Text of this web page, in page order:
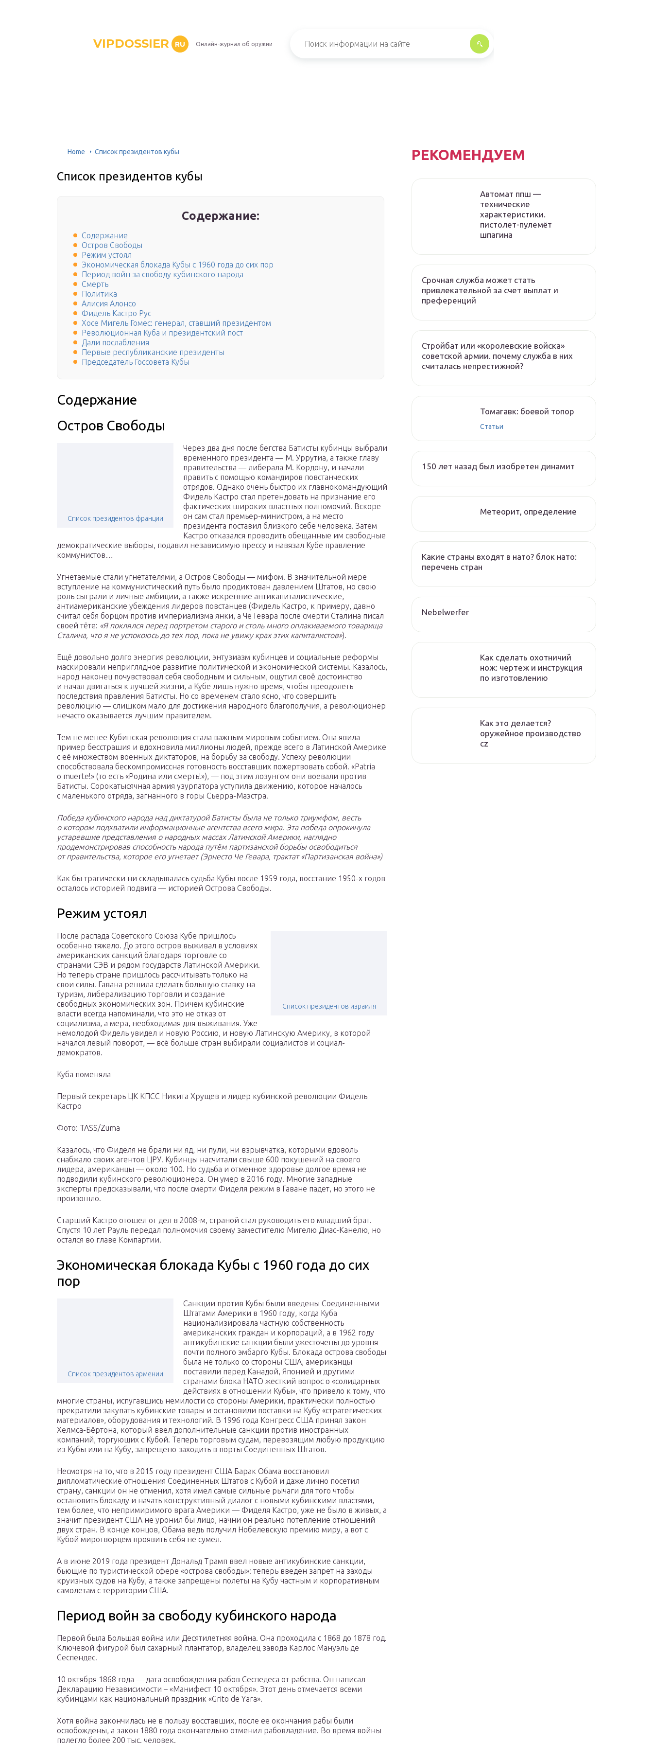
VIPDOSSIER RU Онлайн-журнал об оружии
Home Список президентов кубы
Список президентов кубы
Содержание:
Содержание
Остров Свободы
Режим устоял
Экономическая блокада Кубы с 1960 года до сих пор
Период войн за свободу кубинского народа
Смерть
Политика
Алисия Алонсо
Фидель Кастро Рус
Хосе Мигель Гомес: генерал, ставший президентом
Революционная Куба и президентский пост
Дали послабления
Первые республиканские президенты
Председатель Госсовета Кубы
Содержание
Остров Свободы
Список президентов франции
Через два дня после бегства Батисты кубинцы выбрали
временного президента — М. Уррутиа, а также главу
правительства — либерала М. Кордону, и начали
править с помощью командиров повстанческих
отрядов. Однако очень быстро их главнокомандующий
Фидель Кастро стал претендовать на признание его
фактических широких властных полномочий. Вскоре
он сам стал премьер-министром, а на место
президента поставил близкого себе человека. Затем
Кастро отказался проводить обещанные им свободные
демократические выборы, подавил независимую прессу и навязал Кубе правление
коммунистов…
Угнетаемые стали угнетателями, а Остров Свободы — мифом. В значительной мере
вступление на коммунистический путь было продиктован давлением Штатов, но свою
роль сыграли и личные амбиции, а также искренние антикапиталистические,
антиамериканские убеждения лидеров повстанцев (Фидель Кастро, к примеру, давно
считал себя борцом против империализма янки, а Че Гевара после смерти Сталина писал
своей тёте: «Я поклялся перед портретом старого и столь много оплакиваемого товарища
Сталина, что я не успокоюсь до тех пор, пока не увижу крах этих капиталистов»).
Ещё довольно долго энергия революции, энтузиазм кубинцев и социальные реформы
маскировали неприглядное развитие политической и экономической системы. Казалось,
народ наконец почувствовал себя свободным и сильным, ощутил своё достоинство
и начал двигаться к лучшей жизни, а Кубе лишь нужно время, чтобы преодолеть
последствия правления Батисты. Но со временем стало ясно, что совершить
революцию — слишком мало для достижения народного благополучия, а революционер
нечасто оказывается лучшим правителем.
Тем не менее Кубинская революция стала важным мировым событием. Она явила
пример бесстрашия и вдохновила миллионы людей, прежде всего в Латинской Америке
с её множеством военных диктаторов, на борьбу за свободу. Успеху революции
способствовала бескомпромиссная готовность восставших пожертвовать собой. «Patria
o muerte!» (то есть «Родина или смерть!»), — под этим лозунгом они воевали против
Батисты. Сорокатысячная армия узурпатора уступила движению, которое началось
с маленького отряда, загнанного в горы Сьерра-Маэстра!
Победа кубинского народа над диктатурой Батисты была не только триумфом, весть
о котором подхватили информационные агентства всего мира. Эта победа опрокинула
устаревшие представления о народных массах Латинской Америки, наглядно
продемонстрировав способность народа путём партизанской борьбы освободиться
от правительства, которое его угнетает (Эрнесто Че Гевара, трактат «Партизанская война»)
Как бы трагически ни складывалась судьба Кубы после 1959 года, восстание 1950-х годов
осталось историей подвига — историей Острова Свободы.
Режим устоял
Список президентов израиля
После распада Советского Союза Кубе пришлось
особенно тяжело. До этого остров выживал в условиях
американских санкций благодаря торговле со
странами СЭВ и рядом государств Латинской Америки.
Но теперь стране пришлось рассчитывать только на
свои силы. Гавана решила сделать большую ставку на
туризм, либерализацию торговли и создание
свободных экономических зон. Причем кубинские
власти всегда напоминали, что это не отказ от
социализма, а мера, необходимая для выживания. Уже
немолодой Фидель увидел и новую Россию, и новую Латинскую Америку, в которой
начался левый поворот, — всё больше стран выбирали социалистов и социал-
демократов.
Куба поменяла
Первый секретарь ЦК КПСС Никита Хрущев и лидер кубинской революции Фидель
Кастро
Фото: TASS/Zuma
Казалось, что Фиделя не брали ни яд, ни пули, ни взрывчатка, которыми вдоволь
снабжало своих агентов ЦРУ. Кубинцы насчитали свыше 600 покушений на своего
лидера, американцы — около 100. Но судьба и отменное здоровье долгое время не
подводили кубинского революционера. Он умер в 2016 году. Многие западные
эксперты предсказывали, что после смерти Фиделя режим в Гаване падет, но этого не
произошло.
Старший Кастро отошел от дел в 2008-м, страной стал руководить его младший брат.
Спустя 10 лет Рауль передал полномочия своему заместителю Мигелю Диас-Канелю, но
остался во главе Компартии.
Экономическая блокада Кубы с 1960 года до сих
пор
Список президентов армении
Санкции против Кубы были введены Соединенными
Штатами Америки в 1960 году, когда Куба
национализировала частную собственность
американских граждан и корпораций, а в 1962 году
антикубинские санкции были ужесточены до уровня
почти полного эмбарго Кубы. Блокада острова свободы
была не только со стороны США, американцы
поставили перед Канадой, Японией и другими
странами блока НАТО жесткий вопрос о «солидарных
действиях в отношении Кубы», что привело к тому, что
многие страны, испугавшись немилости со стороны Америки, практически полностью
прекратили закупать кубинские товары и остановили поставки на Кубу «стратегических
материалов», оборудования и технологий. В 1996 года Конгресс США принял закон
Хелмса-Бёртона, который ввел дополнительные санкции против иностранных
компаний, торгующих с Кубой. Теперь торговым судам, перевозящим любую продукцию
из Кубы или на Кубу, запрещено заходить в порты Соединенных Штатов.
Несмотря на то, что в 2015 году президент США Барак Обама восстановил
дипломатические отношения Соединенных Штатов с Кубой и даже лично посетил
страну, санкции он не отменил, хотя имел самые сильные рычаги для того чтобы
остановить блокаду и начать конструктивный диалог с новыми кубинскими властями,
тем более, что непримиримого врага Америки — Фиделя Кастро, уже не было в живых, а
значит президент США не уронил бы лицо, начни он реально потепление отношений
двух стран. В конце концов, Обама ведь получил Нобелевскую премию миру, а вот с
Кубой миротворцем проявить себя не сумел.
А в июне 2019 года президент Дональд Трамп ввел новые антикубинские санкции,
бьющие по туристической сфере «острова свободы»: теперь введен запрет на заходы
круизных судов на Кубу, а также запрещены полеты на Кубу частным и корпоративным
самолетам с территории США.
Период войн за свободу кубинского народа
Первой была Большая война или Десятилетняя война. Она проходила с 1868 до 1878 год.
Ключевой фигурой был сахарный плантатор, владелец завода Карлос Мануэль де
Сеспендес.
10 октября 1868 года — дата освобождения рабов Сеспедеса от рабства. Он написал
Декларацию Независимости – «Манифест 10 октября». Этот день отмечается всеми
кубинцами как национальный праздник «Grito de Yara».
Хотя война закончилась не в пользу восставших, после ее окончания рабы были
освобождены, а закон 1880 года окончательно отменил рабовладение. Во время войны
полегло более 200 тыс. человек.
РЕКОМЕНДУЕМ
Автомат ппш —
технические
характеристики.
пистолет-пулемёт
шпагина
Срочная служба может стать
привлекательной за счет выплат и
преференций
Стройбат или «королевские войска»
советской армии. почему служба в них
считалась непрестижной?
Томагавк: боевой топор
Статьи
150 лет назад был изобретен динамит
Метеорит, определение
Какие страны входят в нато? блок нато:
перечень стран
Nebelwerfer
Как сделать охотничий
нож: чертеж и инструкция
по изготовлению
Как это делается?
оружейное производство
cz